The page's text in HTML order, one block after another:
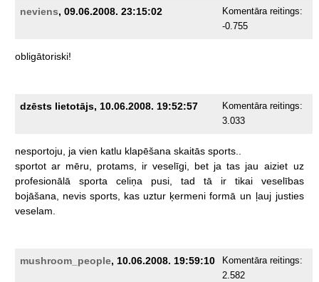
neviens, 09.06.2008. 23:15:02
Komentāra reitings:
-0.755
obligātoriski!
dzēsts lietotājs, 10.06.2008. 19:52:57
Komentāra reitings:
3.033
nesportoju, ja vien katlu klapēšana skaitās sports..
sportot ar mēru, protams, ir veselīgi, bet ja tas jau aiziet uz
profesionālā
sporta celiņa pusi, tad tā ir tikai
veselības
bojāšana,
nevis sports, kas uztur ķermeni formā un ļauj justies
veselam.
mushroom_people, 10.06.2008. 19:59:10
Komentāra reitings:
2.582